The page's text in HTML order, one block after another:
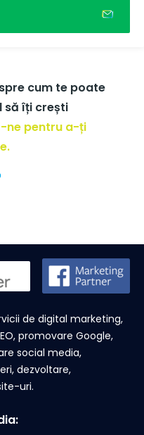
cum te poate
să îți crești
ne pentru a-ți
de digital marketing,
promovare Google,
social media,
dezvoltare,
uri.